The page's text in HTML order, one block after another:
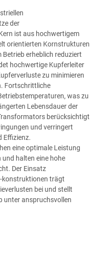
der
ist aus hochwertigem
orientierten Kornstrukturen
erheblich reduziert
hochwertige Kupferleiter
zu minimieren
Fortschrittliche
was zu
Lebensdauer der
berücksichtigt
und verringert
Effizienz.
eine optimale Leistung
halten eine hohe
Der Einsatz
konstruktionen trägt
bei und stellt
unter anspruchsvollen